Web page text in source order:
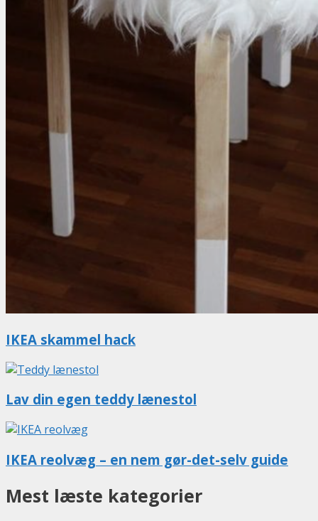
IKEA skammel hack
Lav din egen teddy lænestol
IKEA reolvæg – en nem gør-det-selv guide
Mest læste kategorier